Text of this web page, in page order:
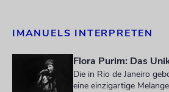
IMANUELS INTERPRETEN
Flora Purim: Das
Die in Rio de Janeiro
eine einzigartige